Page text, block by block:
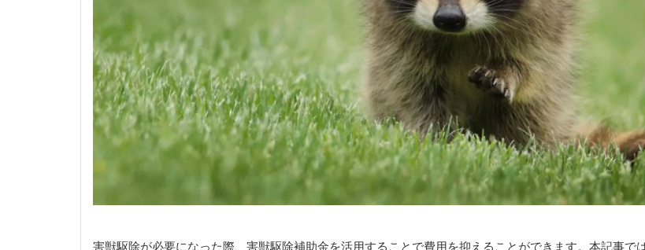
害獣駆除が必要になった際、害獣駆除補助金を活用することで費用を抑えることができます。本記事で